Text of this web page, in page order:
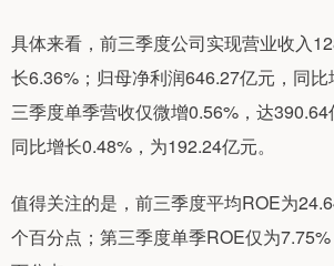
具体来看，前三季度公司实现营业收入
长6.36%；归母净利润646.27亿元，同
三季度单季营收仅微增0.56%，达
同比增长0.48%，为192.24亿元。
值得关注的是，前三季度平均ROE为
个百分点；第三季度单季ROE仅为